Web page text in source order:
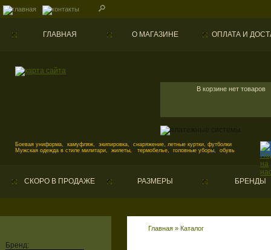
ГЛАВНАЯ О МАГАЗИНЕ ОПЛАТА И
В корзине нет товаров
Боевая униформа, камуфляж, экипировка, снаряжение, летные куртки, футболки
Мужская одежда в стиле милитари, жилеты, термобелье, головные уборы, обувь
СКОРО В ПРОДАЖЕ РАЗМЕРЫ БРЕНДЫ
Бренд:
Главная » Каталог